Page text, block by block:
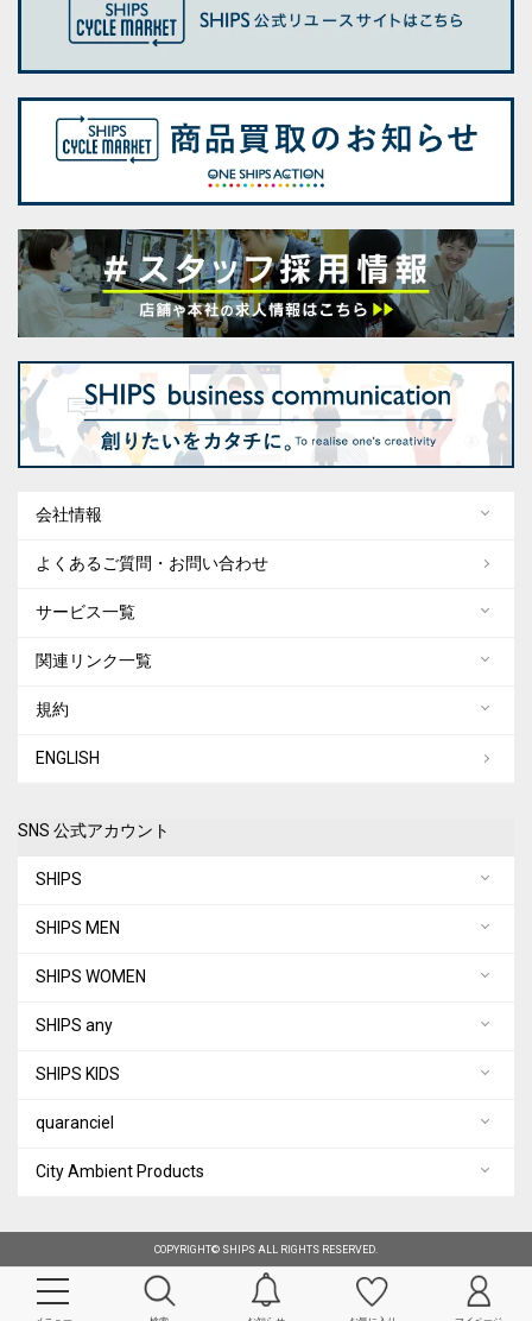
会社情報
よくあるご質問・お問い合わせ
サービス一覧
関連リンク一覧
規約
ENGLISH
SNS 公式アカウント
SHIPS
SHIPS MEN
SHIPS WOMEN
SHIPS any
SHIPS KIDS
quaranciel
City Ambient Products
COPYRIGHT© SHIPS ALL RIGHTS RESERVED.